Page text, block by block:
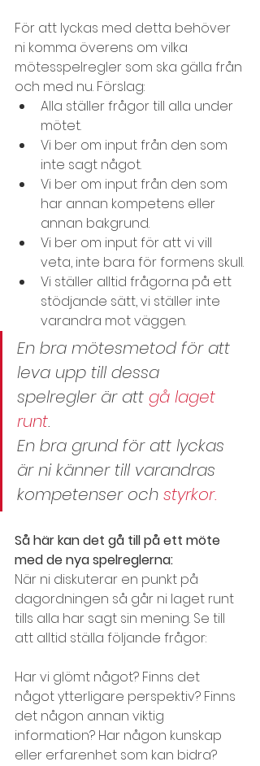
För att lyckas med detta behöver
ni komma överens om vilka
mötesspelregler som ska gälla från
och med nu. Förslag:
Alla ställer frågor till alla under
mötet.
Vi ber om input från den som
inte sagt något.
Vi ber om input från den som
har annan kompetens eller
annan bakgrund.
Vi ber om input för att vi vill
veta, inte bara för formens skull.
Vi ställer alltid frågorna på ett
stödjande sätt, vi ställer inte
varandra mot väggen.
En bra mötesmetod för att
leva upp till dessa
spelregler är att gå laget
runt.
En bra grund för att lyckas
är ni känner till varandras
kompetenser och styrkor.
Så här kan det gå till på ett möte
med de nya spelreglerna:
När ni diskuterar en punkt på
dagordningen så går ni laget runt
tills alla har sagt sin mening. Se till
att alltid ställa följande frågor:
Har vi glömt något? Finns det
något ytterligare perspektiv? Finns
det någon annan viktig
information? Har någon kunskap
eller erfarenhet som kan bidra?